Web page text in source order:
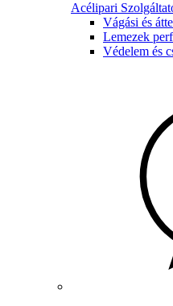
Acélipari
Vágási és
Lemezek
Védelem és